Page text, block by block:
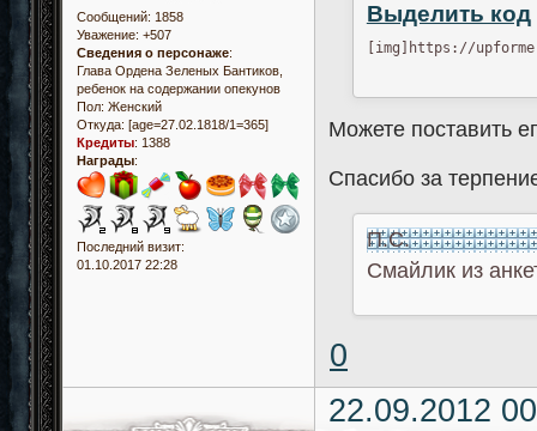
Сообщений: 1858
Уважение: +507
Сведения о персонаже:
Глава Ордена Зеленых Бантиков,
ребенок на содержании опекунов
Пол: Женский
Откуда: [age=27.02.1818/1=365]
Кредиты: 1388
Награды:
Последний визит:
01.10.2017 22:28
Выделить код
[img]https://
Можете поставить
Спасибо за
П.С.
Смайлик из
0
22.09.2012